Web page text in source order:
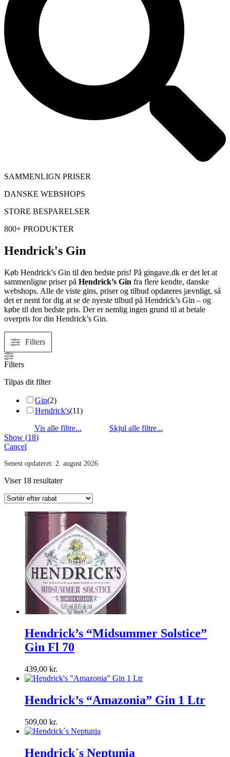
SAMMENLIGN PRISER
DANSKE WEBSHOPS
STORE BESPARELSER
800+ PRODUKTER
Hendrick's Gin
Køb Hendrick’s Gin til den bedste pris! På gingave.dk er det let at
sammenligne priser på Hendrick’s Gin fra flere kendte, danske
webshops. Alle de viste gins, priser og tilbud opdateres jævnligt, så
det er nemt for dig at se de nyeste tilbud på Hendrick’s Gin – og
købe til den bedste pris. Der er nemlig ingen grund til at betale
overpris for din Hendrick’s Gin.
Filters
Filters
Tilpas dit filter
Gin(2)
Hendrick's(11)
Show (18)
Cancel
Senest opdateret: 2. august 2026
Viser 18 resultater
Hendrick’s “Midsummer Solstice”
Gin Fl 70
439,00 kr.
Hendrick’s “Amazonia” Gin 1 Ltr
509,00 kr.
Hendrick´s Neptunia